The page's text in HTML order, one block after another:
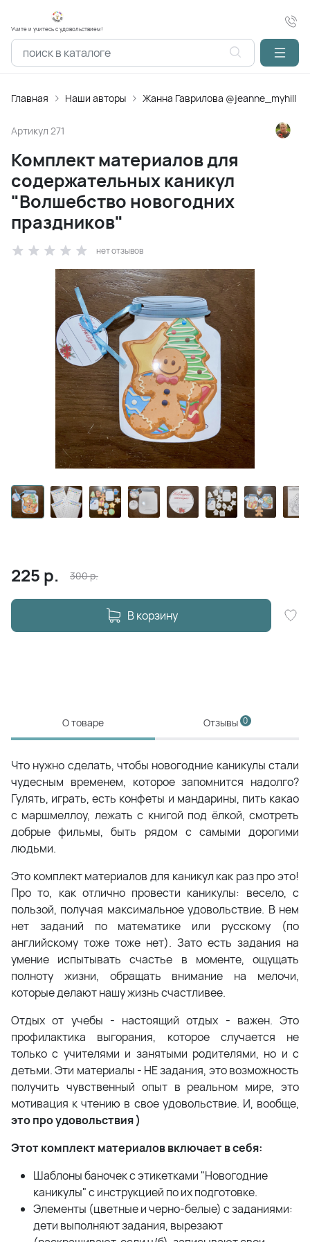
Учите и учитесь с удовольствием!
Главная Наши авторы Жанна Гаврилова @jeanne_myhill
Артикул 271
Комплект материалов для
содержательных каникул
"Волшебство новогодних
праздников"
нет отзывов
225 р. 300р.
В корзину
О товаре Отзывы 0
Что нужно сделать, чтобы новогодние каникулы стали
чудесным временем, которое запомнится надолго?
Гулять, играть, есть конфеты и мандарины, пить какао
с маршмеллоу, лежать с книгой под ёлкой, смотреть
добрые фильмы, быть рядом с самыми дорогими
людьми.
Это комплект материалов для каникул как раз про это!
Про то, как отлично провести каникулы: весело, с
пользой, получая максимальное удовольствие. В нем
нет заданий по математике или русскому (по
английскому тоже тоже нет). Зато есть задания на
умение испытывать счастье в моменте, ощущать
полноту жизни, обращать внимание на мелочи,
которые делают нашу жизнь счастливее.
Отдых от учебы - настоящий отдых - важен. Это
профилактика выгорания, которое случается не
только с учителями и занятыми родителями, но и с
детьми. Эти материалы - НЕ задания, это возможность
получить чувственный опыт в реальном мире, это
мотивация к чтению в свое удовольствие. И, вообще,
это про удовольствия )
Этот комплект материалов включает в себя:
Шаблоны баночек с этикетками "Новогодние
каникулы" с инструкцией по их подготовке.
Элементы (цветные и черно-белые) с заданиями:
дети выполняют задания, вырезают